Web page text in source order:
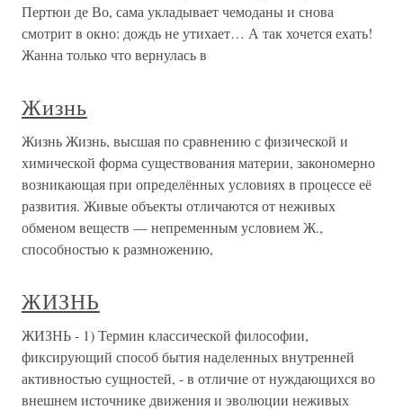
Пертюи де Во, сама укладывает чемоданы и снова
смотрит в окно: дождь не утихает… А так хочется ехать!
Жанна только что вернулась в
Жизнь
Жизнь Жизнь, высшая по сравнению с физической и
химической форма существования материи, закономерно
возникающая при определённых условиях в процессе её
развития. Живые объекты отличаются от неживых
обменом веществ — непременным условием Ж.,
способностью к размножению,
ЖИЗНЬ
ЖИЗНЬ - 1) Термин классической философии,
фиксирующий способ бытия наделенных внутренней
активностью сущностей, - в отличие от нуждающихся во
внешнем источнике движения и эволюции неживых